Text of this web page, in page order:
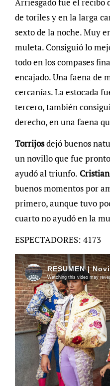
Arriesgado fue el recibo
de toriles y en la larga
sexto de la noche. Muy
muleta. Consiguió lo
todo en los compases
encajado. Una faena de
cercanías. La estocada
tercero, también
derecho, en una faena
Torrijosdejó buenos
un novillo que fue
ayudó al triunfo.
buenos momentos por
primero, aunque tuvo
cuarto no ayudó en la
ESPECTADORES: 4173